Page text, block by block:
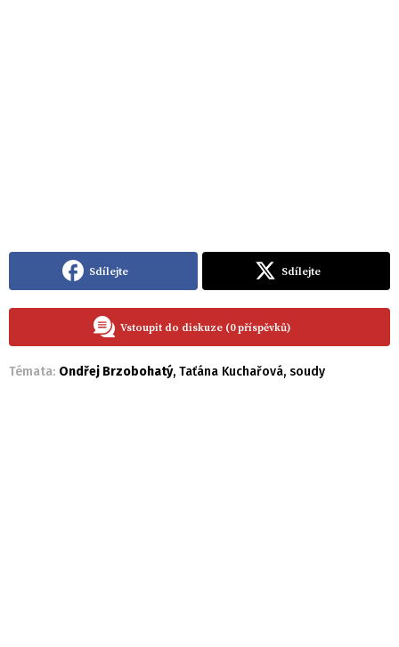
Sdílejte Sdílejte
Vstoupit do diskuze (0 příspěvků)
Témata: Ondřej Brzobohatý, Taťána Kuchařová, soudy